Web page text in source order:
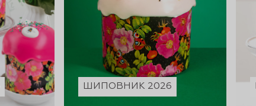
ШИПОВНИК 2026